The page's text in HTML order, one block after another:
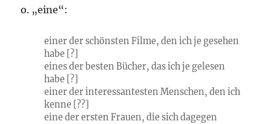
o. „eine“:
einer der schönsten Filme, den ich je gesehen
habe [?]
eines der besten Bücher, das ich je gelesen
habe [?]
einer der interessantesten Menschen, den ich
kenne [??]
eine der ersten Frauen, die sich dagegen